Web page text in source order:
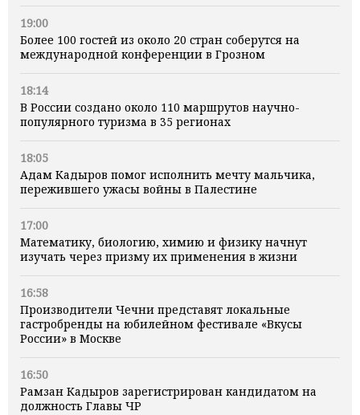
19:00
Более 100 гостей из около 20 стран соберутся на
международной конференции в Грозном
18:14
В России создано около 110 маршрутов научно-
популярного туризма в 35 регионах
18:05
Адам Кадыров помог исполнить мечту мальчика,
пережившего ужасы войны в Палестине
17:00
Математику, биологию, химию и физику начнут
изучать через призму их применения в жизни
16:58
Производители Чечни представят локальные
гастробренды на юбилейном фестивале «Вкусы
России» в Москве
16:50
Рамзан Кадыров зарегистрирован кандидатом на
должность Главы ЧР